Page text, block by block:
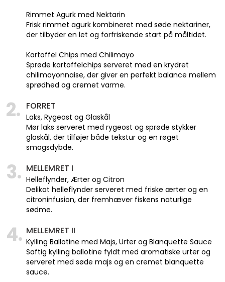
Rimmet Agurk med Nektarin
Frisk rimmet agurk kombineret med søde nektariner,
der tilbyder en let og forfriskende start på måltidet.
Kartoffel Chips med Chilimayo
Sprøde kartoffelchips serveret med en krydret
chilimayonnaise, der giver en perfekt balance mellem
sprødhed og cremet varme.
2. FORRET
Laks, Rygeost og Glaskål
Mør laks serveret med rygeost og sprøde stykker
glaskål, der tilføjer både tekstur og en røget
smagsdybde.
3. MELLEMRET I
Helleflynder, Ærter og Citron
Delikat helleflynder serveret med friske ærter og en
citroninfusion, der fremhæver fiskens naturlige
sødme.
4. MELLEMRET II
Kylling Ballotine med Majs, Urter og Blanquette Sauce
Saftig kylling ballotine fyldt med aromatiske urter og
serveret med søde majs og en cremet blanquette
sauce.